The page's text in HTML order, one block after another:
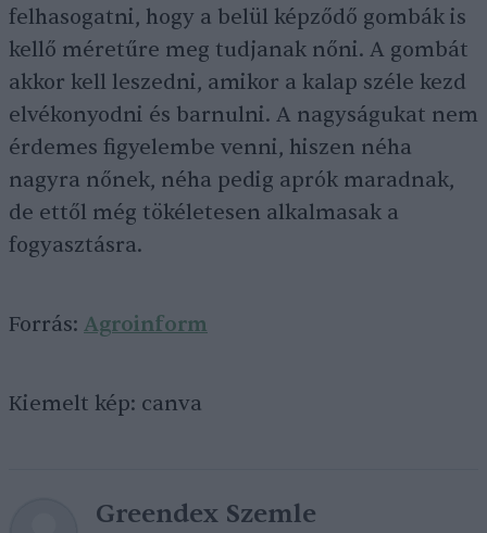
felhasogatni, hogy a belül képződő gombák is
kellő méretűre meg tudjanak nőni. A gombát
akkor kell leszedni, amikor a kalap széle kezd
elvékonyodni és barnulni. A nagyságukat nem
érdemes figyelembe venni, hiszen néha
nagyra nőnek, néha pedig aprók maradnak,
de ettől még tökéletesen alkalmasak a
fogyasztásra.
Forrás: Agroinform
Kiemelt kép: canva
Greendex Szemle